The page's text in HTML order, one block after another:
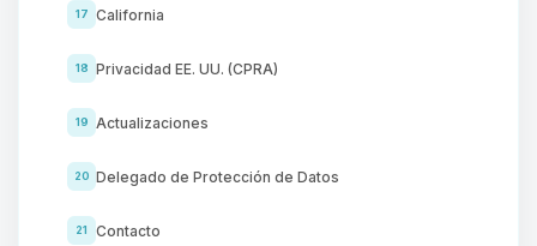
17 California
18 Privacidad EE. UU. (CPRA)
19 Actualizaciones
20 Delegado de Protección de Datos
21 Contacto